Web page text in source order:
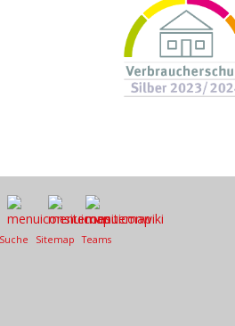
Suche Sitemap Teams